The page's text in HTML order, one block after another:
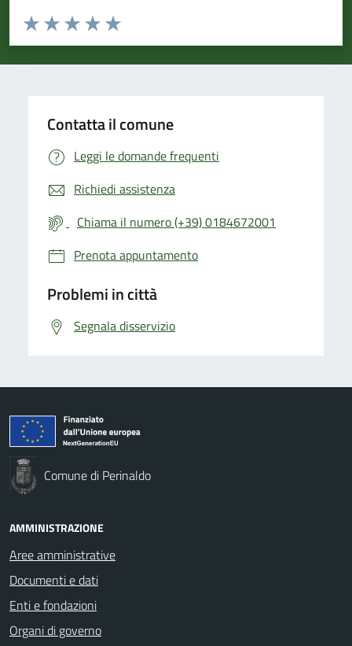
Valuta da 1 a 5 stelle la pagina
Valuta 5 stelle su 5
Valuta 4 stelle su 5
Valuta 3 stelle su 5
Valuta 2 stelle su 5
Valuta 1 stelle su 5
Contatta il comune
Leggi le domande frequenti
Richiedi assistenza
Chiama il numero (+39) 0184672001
Prenota appuntamento
Problemi in città
Segnala disservizio
Comune di Perinaldo
AMMINISTRAZIONE
Aree amministrative
Documenti e dati
Enti e fondazioni
Organi di governo